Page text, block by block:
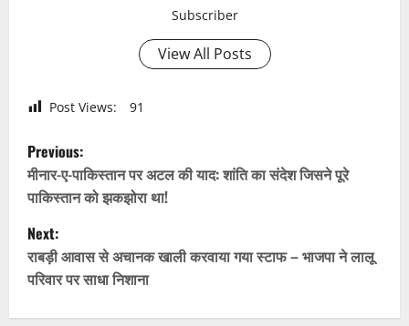
Subscriber
View All Posts
Post Views: 91
P
o
s
t
n
Previous:
मीनार-ए-पाकिस्तान पर अटल की याद: शांति का संदेश जिसने पूरे
पाकिस्तान को झकझोरा था!
Next:
राबड़ी आवास से अचानक खाली करवाया गया स्टाफ – भाजपा ने लालू
परिवार पर साधा निशाना